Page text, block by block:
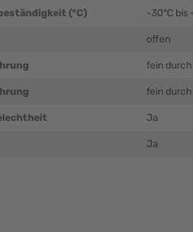
(°C) -30°C bis
offen
fein
fein
Ja
Ja